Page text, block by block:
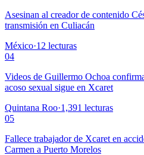
Asesinan al creador de contenido
transmisión en Culiacán
México·12 lecturas
04
Videos de Guillermo Ochoa
acoso sexual sigue en Xcaret
Quintana Roo·1,391 lecturas
05
Fallece trabajador de Xcaret en
Carmen a Puerto Morelos